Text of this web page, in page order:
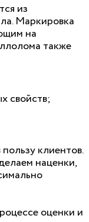
из
Маркировка
на
также
свойств;
клиентов.
наценки,
оценки и